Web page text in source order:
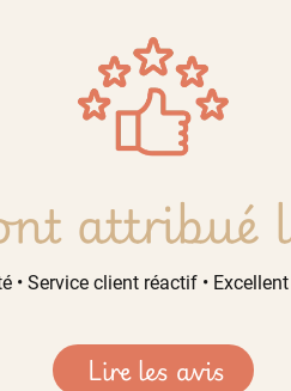
attribué
• Service client réactif •
Lire les avis